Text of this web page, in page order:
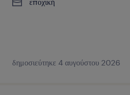
δημοσιεύτηκε 4 αυγούστου 2026